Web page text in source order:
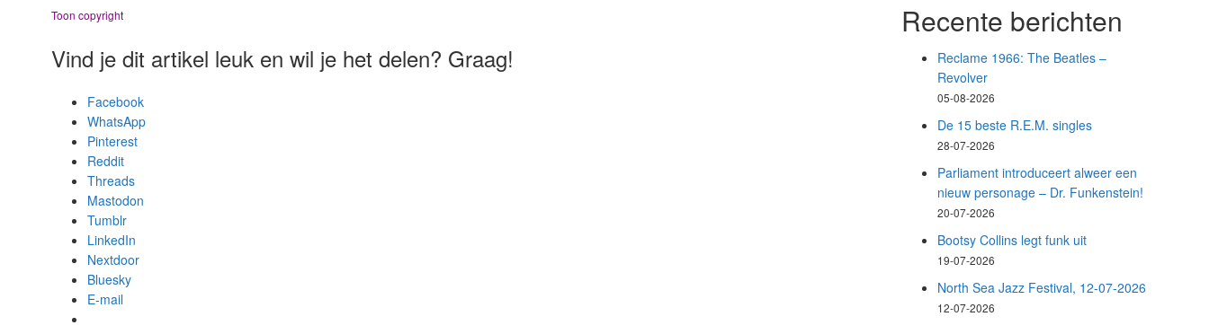
Toon copyright
Vind je dit artikel leuk en wil je het delen? Graag!
Facebook
WhatsApp
Pinterest
Reddit
Threads
Mastodon
Tumblr
LinkedIn
Nextdoor
Bluesky
E-mail
Recente berichten
Reclame 1966: The Beatles –
Revolver
05-08-2026
De 15 beste R.E.M. singles
28-07-2026
Parliament introduceert alweer een
nieuw personage – Dr. Funkenstein!
20-07-2026
Bootsy Collins legt funk uit
19-07-2026
North Sea Jazz Festival, 12-07-2026
12-07-2026